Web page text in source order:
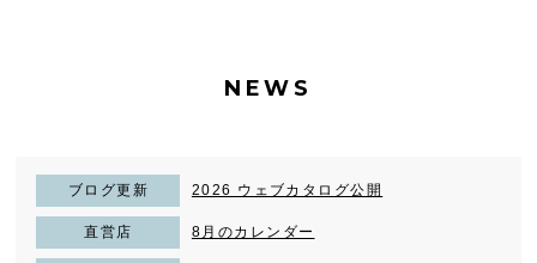
NEWS
ブログ更新 2026 ウェブカタログ公開
直営店 8月のカレンダー